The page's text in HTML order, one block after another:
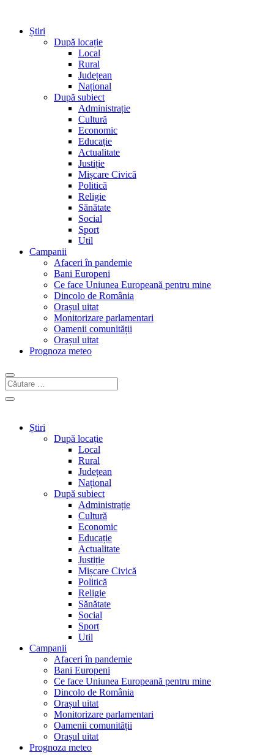
Știri
După locație
Local
Rural
Județean
Național
După subiect
Administrație
Cultură
Economic
Educație
Actualitate
Justiție
Mișcare Civică
Politică
Religie
Sănătate
Social
Sport
Util
Campanii
Afaceri în pandemie
Bani Europeni
Ce face Uniunea Europeană pentru mine
Dincolo de România
Orașul uitat
Monitorizare parlamentari
Oamenii comunității
Orașul uitat
Prognoza meteo
Știri
După locație
Local
Rural
Județean
Național
După subiect
Administrație
Cultură
Economic
Educație
Actualitate
Justiție
Mișcare Civică
Politică
Religie
Sănătate
Social
Sport
Util
Campanii
Afaceri în pandemie
Bani Europeni
Ce face Uniunea Europeană pentru mine
Dincolo de România
Orașul uitat
Monitorizare parlamentari
Oamenii comunității
Orașul uitat
Prognoza meteo